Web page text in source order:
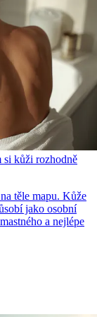
si kůži rozhodně
těle mapu. Kůže
jako osobní
a nejlépe